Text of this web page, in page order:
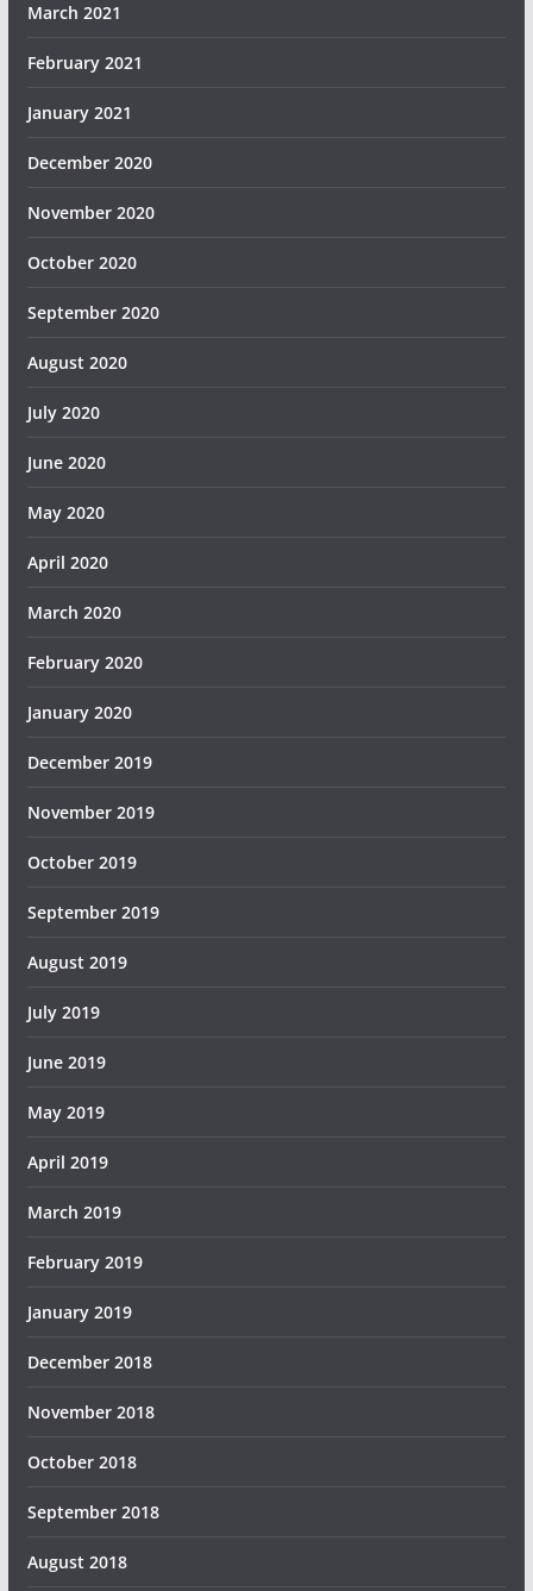
March 2021
February 2021
January 2021
December 2020
November 2020
October 2020
September 2020
August 2020
July 2020
June 2020
May 2020
April 2020
March 2020
February 2020
January 2020
December 2019
November 2019
October 2019
September 2019
August 2019
July 2019
June 2019
May 2019
April 2019
March 2019
February 2019
January 2019
December 2018
November 2018
October 2018
September 2018
August 2018